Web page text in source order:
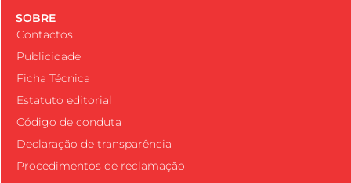
SOBRE
Contactos
Publicidade
Ficha Técnica
Estatuto editorial
Código de conduta
Declaração de transparência
Procedimentos de reclamação